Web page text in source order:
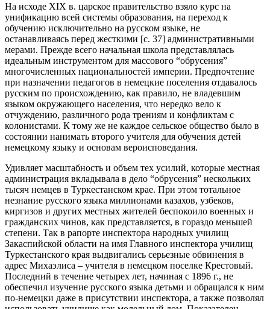
На исходе XIX в. царское правительство взяло курс на
унификацию всей системы образования, на переход к
обучению исключительно на русском языке, не
останавливаясь перед жесткими [с. 37] административными
мерами. Прежде всего начальная школа представлялась
идеальным инструментом для массового “обрусения”
многочисленных национальностей империи. Предпочтение
при назначении педагогов в немецкие поселения отдавалось
русским по происхождению, как правило, не владевшим
языком окружающего населения, что нередко вело к
отчуждению, различного рода трениям и конфликтам с
колонистами. К тому же не каждое сельское общество было в
состоянии нанимать второго учителя для обучения детей
немецкому языку и основам вероисповедания.
Удивляет масштабность и объем тех усилий, которые местная
администрация вкладывала в дело “обрусения” нескольких
тысяч немцев в Туркестанском крае. При этом тотальное
незнание русского языка миллионами казахов, узбеков,
киргизов и других местных жителей беспокоило военных и
гражданских чинов, как представляется, в гораздо меньшей
степени. Так в рапорте инспектора народных училищ
Закаспийской области на имя Главного инспектора училищ
Туркестанского края выдвигались серьезные обвинения в
адрес Михаэлиса – учителя в немецком поселке Крестовый.
Последний в течение четырех лет, начиная с 1896 г., не
обеспечил изучение русского языка детьми и обращался к ним
по-немецки даже в присутствии инспектора, а также позволял